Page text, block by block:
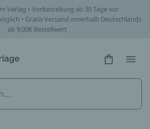
Verlag • Vorbestellung ab 30 Tage vor
• Gratis Versand innerhalb Deutschlands
ab 9,00€ Bestellwert
Hidden